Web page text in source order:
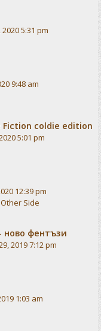
5:31 pm
9:48 am
Fiction coldie edition
5:01 pm
12:39 pm
Side
ново фентъзи
2019 7:12 pm
1:03 am